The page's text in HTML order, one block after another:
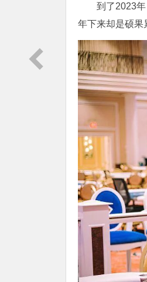
到了2023
年下来却是硕果